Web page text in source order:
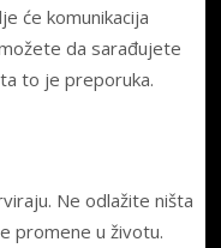
će komunikacija
da sarađujete
to je preporuka.
Ne odlažite ništa
promene u životu.